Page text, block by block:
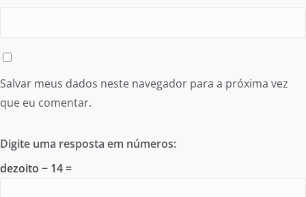
Salvar meus dados neste navegador para a próxima vez
que eu comentar.
Digite uma resposta em números:
dezoito − 14 =